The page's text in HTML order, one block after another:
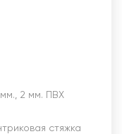
2 мм. ПВХ
стяжка